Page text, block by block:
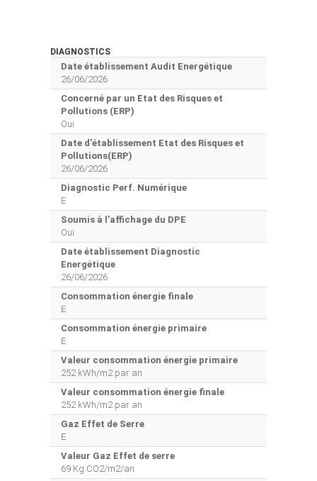
DIAGNOSTICS
Date établissement Audit Energétique
26/06/2026
Concerné par un Etat des Risques et
Pollutions (ERP)
Oui
Date d'établissement Etat des Risques et
Pollutions(ERP)
26/06/2026
Diagnostic Perf. Numérique
E
Soumis à l'affichage du DPE
Oui
Date établissement Diagnostic
Energétique
26/06/2026
Consommation énergie finale
E
Consommation énergie primaire
E
Valeur consommation énergie primaire
252 kWh/m2 par an
Valeur consommation énergie finale
252 kWh/m2 par an
Gaz Effet de Serre
E
Valeur Gaz Effet de serre
69 Kg CO2/m2/an